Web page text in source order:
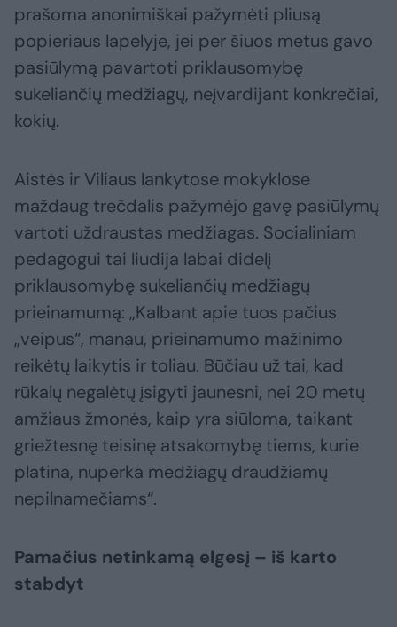
prašoma anonimiškai pažymėti pliusą
popieriaus lapelyje, jei per šiuos metus gavo
pasiūlymą pavartoti priklausomybę
sukeliančių medžiagų, neįvardijant konkrečiai,
kokių.
Aistės ir Viliaus lankytose mokyklose
maždaug trečdalis pažymėjo gavę pasiūlymų
vartoti uždraustas medžiagas. Socialiniam
pedagogui tai liudija labai didelį
priklausomybę sukeliančių medžiagų
prieinamumą: „Kalbant apie tuos pačius
„veipus“, manau, prieinamumo mažinimo
reikėtų laikytis ir toliau. Būčiau už tai, kad
rūkalų negalėtų įsigyti jaunesni, nei 20 metų
amžiaus žmonės, kaip yra siūloma, taikant
griežtesnę teisinę atsakomybę tiems, kurie
platina, nuperka medžiagų draudžiamų
nepilnamečiams“.
Pamačius netinkamą elgesį – iš karto
stabdyt